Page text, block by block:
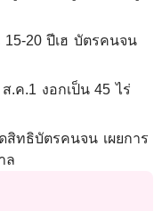
15-20 ปีเฮ บัตรคนจน
.ค.1 งอกเป็น 45 ไร่
ทธิบัตรคนจน เผยการ
ล